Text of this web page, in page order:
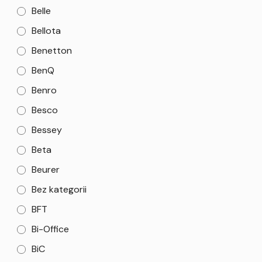
Belle
Bellota
Benetton
BenQ
Benro
Besco
Bessey
Beta
Beurer
Bez kategorii
BFT
Bi-Office
BiC